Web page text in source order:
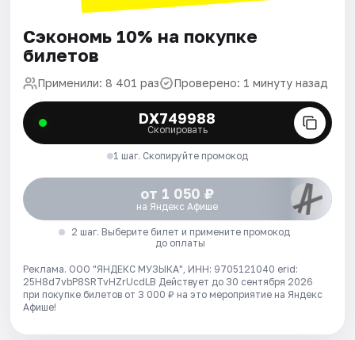
Сэкономь 10% на покупке
билетов
Применили: 8 401 раз Проверено: 1 минуту назад
DX749988
Скопировать
1 шаг. Скопируйте промокод
от 1 050 ₽
на Яндекс Афише
2 шаг. Выберите билет и примените промокод
до оплаты
Реклама. ООО "ЯНДЕКС МУЗЫКА", ИНН: 9705121040 erid:
25H8d7vbP8SRTvHZrUcdLB Действует до 30 сентября 2026
при покупке билетов от 3 000 ₽ на это мероприятие на Яндекс
Афише!